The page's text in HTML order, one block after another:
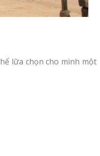
lữa chọn cho mình một